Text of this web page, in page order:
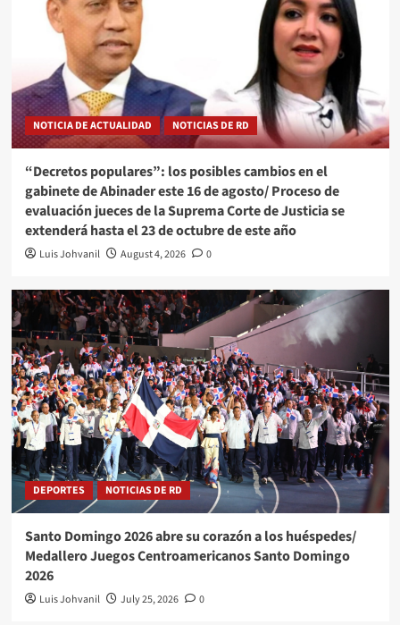
NOTICIA DE ACTUALIDAD NOTICIAS DE RD
“Decretos populares”: los posibles cambios en el
gabinete de Abinader este 16 de agosto/ Proceso de
evaluación jueces de la Suprema Corte de Justicia se
extenderá hasta el 23 de octubre de este año
Luis Johvanil August 4, 2026 0
DEPORTES NOTICIAS DE RD
Santo Domingo 2026 abre su corazón a los huéspedes/
Medallero Juegos Centroamericanos Santo Domingo
2026
Luis Johvanil July 25, 2026 0